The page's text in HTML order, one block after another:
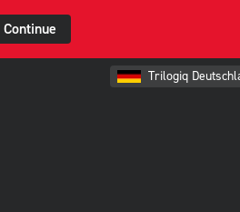
Continue
Trilogiq